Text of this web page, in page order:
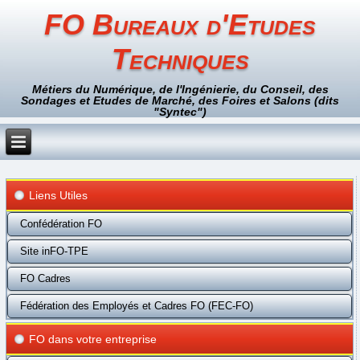
FO Bureaux d'Etudes
Techniques
Métiers du Numérique, de l'Ingénierie, du Conseil, des
Sondages et Etudes de Marché, des Foires et Salons (dits
"Syntec")
Liens Utiles
Confédération FO
Site inFO-TPE
FO Cadres
Fédération des Employés et Cadres FO (FEC-FO)
FO dans votre entreprise